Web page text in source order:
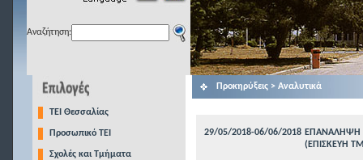
Αναζήτηση:
TEI Θεσσαλίας
Προσωπικό ΤΕΙ
Σχολές και Τμήματα
Προκηρύξεις > Αναλυτικά
29/05/2018-06/06/2018 ΕΠΑΝΑΛΗΨΗ
(ΕΠΙΣΚΕΥΗ